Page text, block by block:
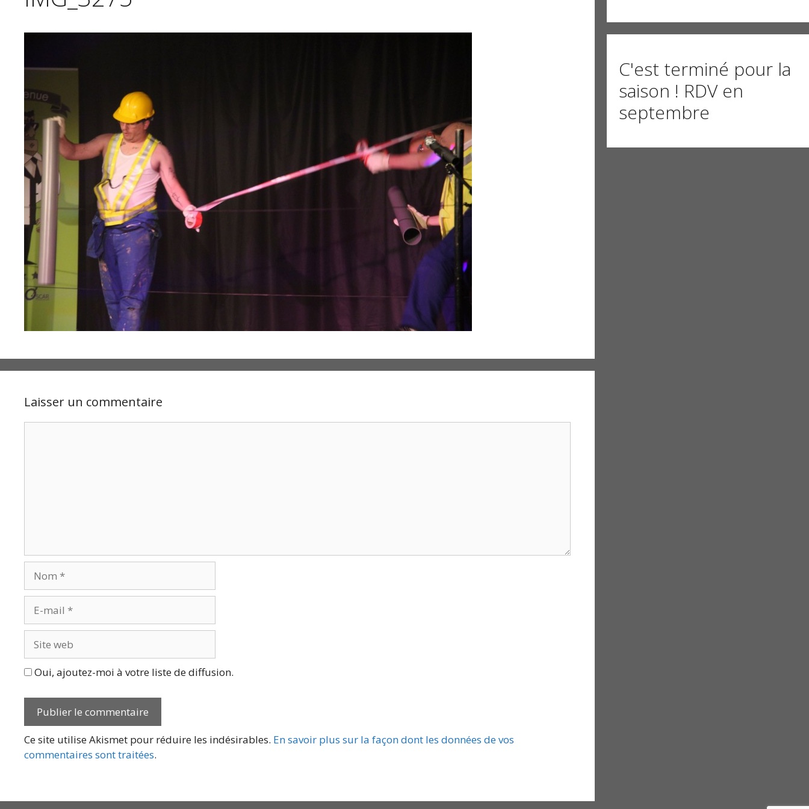
Laisser un commentaire
mail
web
Oui, ajoutez-moi à votre liste de diffusion.
Ce site utilise Akismet pour réduire les indésirables. En savoir plus sur la façon dont les données de vos
commentaires sont traitées.
C'est terminé pour la
saison ! RDV en
septembre